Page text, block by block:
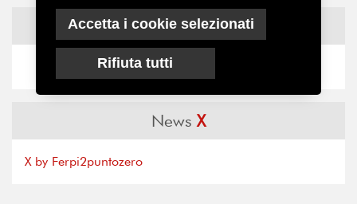
NewsFacebook
NewsX
X by Ferpi2puntozero
Accetta i cookie selezionati
Rifiuta tutti